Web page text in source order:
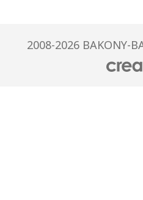
2008-2026 BAKONY-